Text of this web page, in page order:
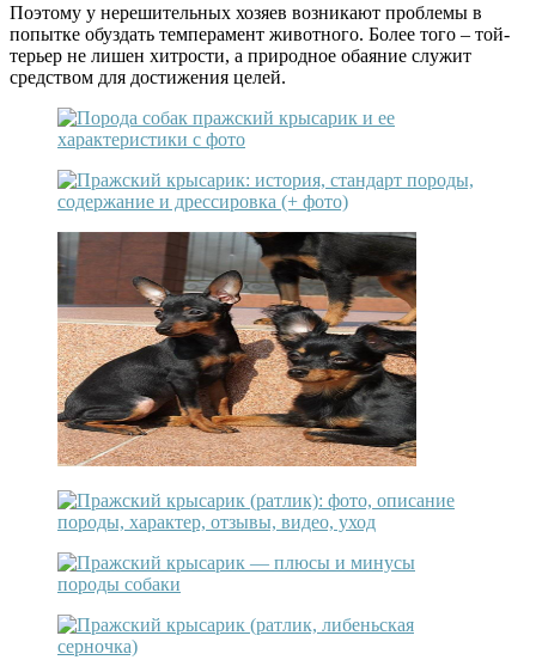
Поэтому у нерешительных хозяев возникают проблемы в
попытке обуздать темперамент животного. Более того – той-
терьер не лишен хитрости, а природное обаяние служит
средством для достижения целей.